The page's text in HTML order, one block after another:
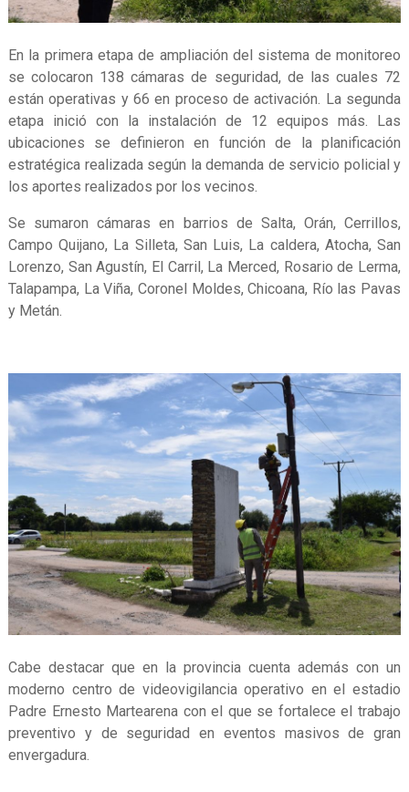
En la primera etapa de ampliación del sistema de monitoreo
se colocaron 138 cámaras de seguridad, de las cuales 72
están operativas y 66 en proceso de activación. La segunda
etapa inició con la instalación de 12 equipos más. Las
ubicaciones se definieron en función de la planificación
estratégica realizada según la demanda de servicio policial y
los aportes realizados por los vecinos.
Se sumaron cámaras en barrios de Salta, Orán, Cerrillos,
Campo Quijano, La Silleta, San Luis, La caldera, Atocha, San
Lorenzo, San Agustín, El Carril, La Merced, Rosario de Lerma,
Talapampa, La Viña, Coronel Moldes, Chicoana, Río las Pavas
y Metán.
Cabe destacar que en la provincia cuenta además con un
moderno centro de videovigilancia operativo en el estadio
Padre Ernesto Martearena con el que se fortalece el trabajo
preventivo y de seguridad en eventos masivos de gran
envergadura.